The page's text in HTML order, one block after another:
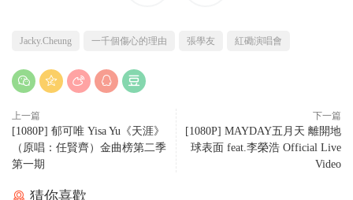
Jacky.Cheung 一千個傷心的理由 張學友 紅磡演唱會
上一篇
[1080P] 郁可唯 Yisa Yu《天涯》
（原唱：任賢齊）金曲榜第二季
第一期
下一篇
[1080P] MAYDAY五月天 離開地
球表面 feat.李榮浩 Official Live
Video
猜你喜歡